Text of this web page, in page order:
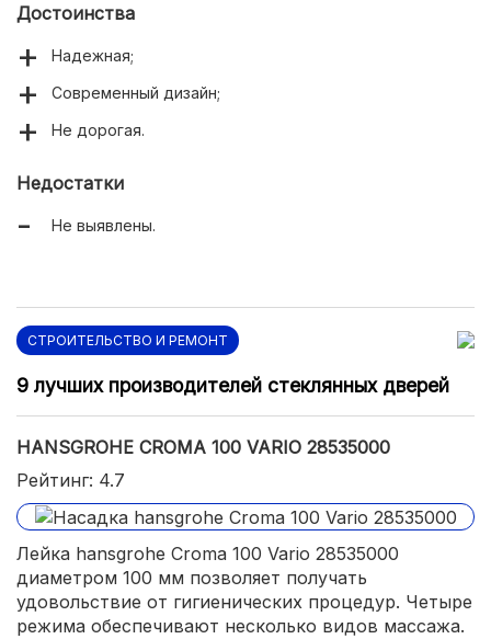
Достоинства
Надежная;
Современный дизайн;
Не дорогая.
Недостатки
Не выявлены.
СТРОИТЕЛЬСТВО И РЕМОНТ
9 лучших производителей стеклянных дверей
HANSGROHE CROMA 100 VARIO 28535000
Рейтинг: 4.7
Лейка hansgrohe Croma 100 Vario 28535000
диаметром 100 мм позволяет получать
удовольствие от гигиенических процедур. Четыре
режима обеспечивают несколько видов массажа.